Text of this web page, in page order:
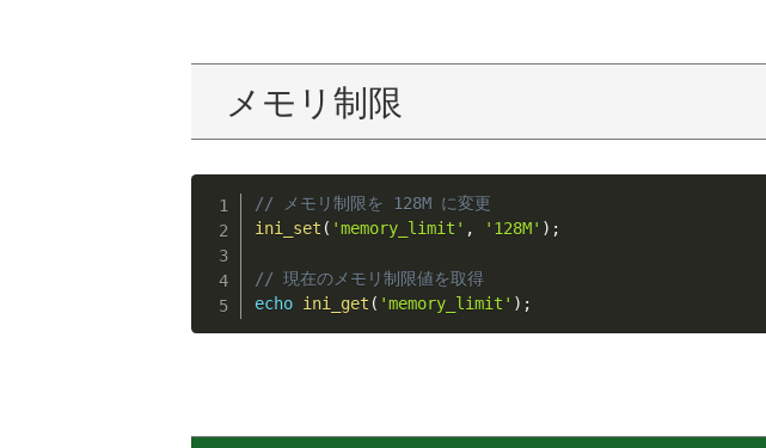
メモリ制限
// メモリ制限を 128M に変更
ini_set ( 'memory_limit' , '128M' ) ;
// 現在のメモリ制限値を取得
echo ini_get ( 'memory_limit' ) ;